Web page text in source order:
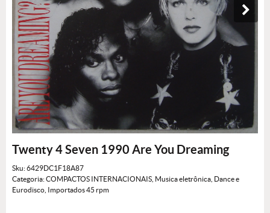
Twenty 4 Seven 1990 Are You Dreaming
Sku:6429DC1F18A87
Categoria:COMPACTOS INTERNACIONAIS Musica eletrônica, Dance e
Eurodisco Importados 45 rpm